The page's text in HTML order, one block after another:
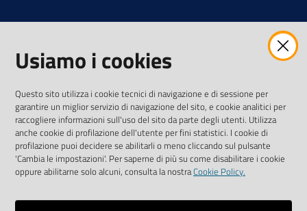
AMMINISTRAZIONE TRASPARENTE INTERCAM S.C.A.R.L.
Vai alla pagina
Media Policy
Usiamo i cookies
Questo sito utilizza i cookie tecnici di navigazione e di sessione per
garantire un miglior servizio di navigazione del sito, e cookie analitici per
raccogliere informazioni sull'uso del sito da parte degli utenti. Utilizza
anche cookie di profilazione dell'utente per fini statistici. I cookie di
profilazione puoi decidere se abilitarli o meno cliccando sul pulsante
'Cambia le impostazioni'. Per saperne di più su come disabilitare i cookie
oppure abilitarne solo alcuni, consulta la nostraCookie Policy.